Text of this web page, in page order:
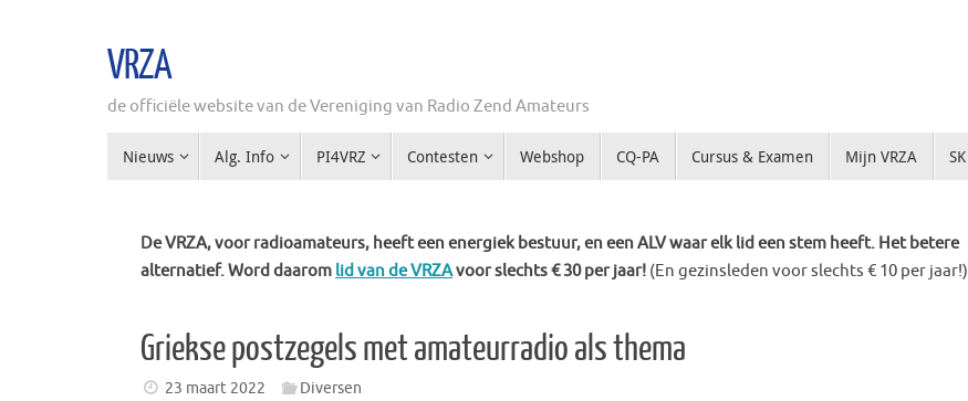
VRZA
de officiële website van de Vereniging van Radio Zend Amateurs
naarNieuws Alg. Info PI4VRZ Contesten Webshop CQ-PA Cursus & Examen Mijn VRZA SK
De VRZA, voor radioamateurs, heeft een energiek bestuur, en een ALV waar elk lid een stem heeft. Het betere
alternatief. Word daarom lid van de VRZAvoor slechts € 30 per jaar! (En gezinsleden voor slechts € 10 per jaar!)
Griekse postzegels met amateurradio als thema
23 maart 2022 Diversen